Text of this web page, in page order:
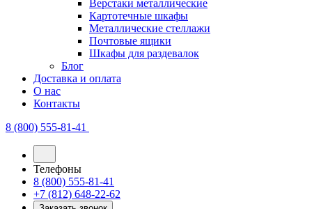
Верстаки металлические
Картотечные шкафы
Металлические стеллажи
Почтовые ящики
Шкафы для раздевалок
Блог
Доставка и оплата
О нас
Контакты
8 (800) 555-81-41
Телефоны
8 (800) 555-81-41
+7 (812) 648-22-62